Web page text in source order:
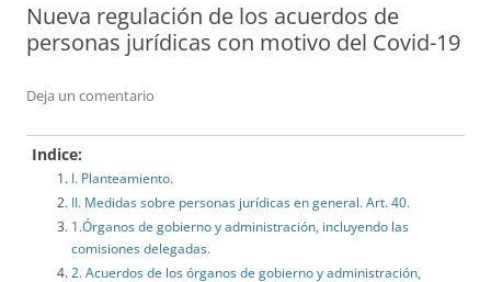
Nueva regulación de los acuerdos de
personas jurídicas con motivo del Covid-19
Deja un comentario
Indice:
I. Planteamiento.
II. Medidas sobre personas jurídicas en general. Art. 40.
1.Órganos de gobierno y administración, incluyendo las
comisiones delegadas.
2. Acuerdos de los órganos de gobierno y administración,